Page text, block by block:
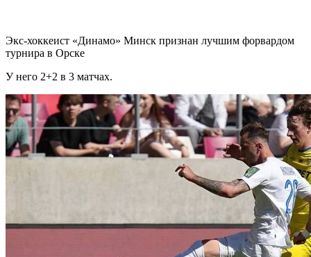
Экс-хоккеист «Динамо» Минск признан лучшим форвардом
турнира в Орске
У него 2+2 в 3 матчах.